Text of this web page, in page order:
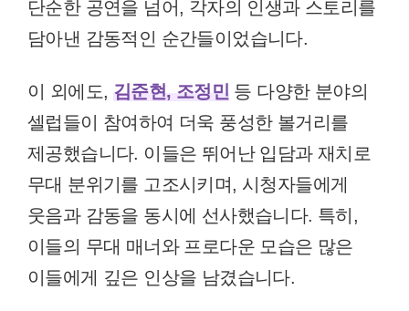
단순한 공연을 넘어, 각자의 인생과 스토리를
담아낸 감동적인 순간들이었습니다.
이 외에도, 김준현, 조정민 등 다양한 분야의
셀럽들이 참여하여 더욱 풍성한 볼거리를
제공했습니다. 이들은 뛰어난 입담과 재치로
무대 분위기를 고조시키며, 시청자들에게
웃음과 감동을 동시에 선사했습니다. 특히,
이들의 무대 매너와 프로다운 모습은 많은
이들에게 깊은 인상을 남겼습니다.